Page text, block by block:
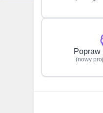
Popraw
(nowy